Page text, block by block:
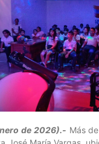
de 2026).- Más